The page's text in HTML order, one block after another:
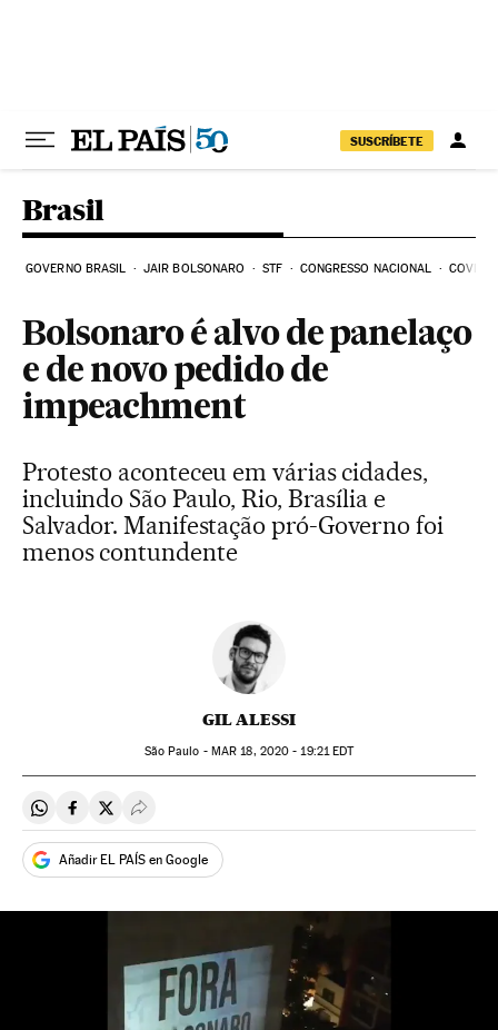
SUSCRÍBETE
Brasil
GOVERNO BRASIL JAIR BOLSONARO STF CONGRESSO NACIONAL COVID-
Bolsonaro é alvo de panelaço
e de novo pedido de
impeachment
Protesto aconteceu em várias cidades,
incluindo São Paulo, Rio, Brasília e
Salvador. Manifestação pró-Governo foi
menos contundente
GIL ALESSI
São Paulo - MAR 18, 2020 - 19:21EDT
Compartir en Whatsapp
Compartir en Facebook
Compartir en Twitter
Desplegar Redes Sociales
Añadir EL PAÍS en Google